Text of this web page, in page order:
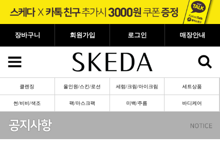
장바구니 회원가입 로그인 매장안내
클렌징 올인원/스킨/로션 세럼/크림/아이크림 세트상품
썬/비비/색조 팩/마스크팩 미백/주름 바디케어